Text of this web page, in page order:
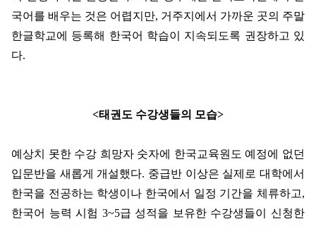
국어를 배우는 것은 어렵지만, 거주지에서 가까운 곳의 주말
한글학교에 등록해 한국어 학습이 지속되도록 권장하고 있
다.
<태권도 수강생들의 모습>
예상치 못한 수강 희망자 숫자에 한국교육원도 예정에 없던
입문반을 새롭게 개설했다. 중급반 이상은 실제로 대학에서
한국을 전공하는 학생이나 한국에서 일정 기간을 체류하고,
한국어 능력 시험 3~5급 성적을 보유한 수강생들이 신청한